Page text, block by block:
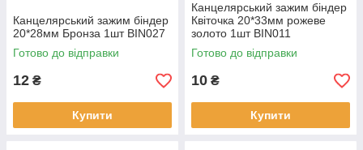
Канцелярський зажим біндер
20*28мм Бронза 1шт BIN027
Готово до відправки
12 ₴
Купити
Канцелярський зажим біндер
Квіточка 20*33мм рожеве
золото 1шт BIN011
Готово до відправки
10 ₴
Купити